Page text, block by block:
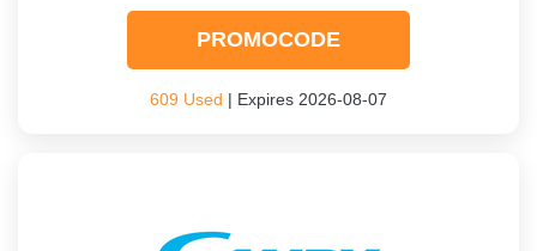
PROMOCODE
609 Used | Expires 2026-08-07